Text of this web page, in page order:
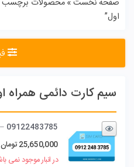
اول”
سیم کارت دائمی همراه
09122483785 – سیم کارت دائمی همراه اول
25,650,000 تومان
در انبار موجود نمی